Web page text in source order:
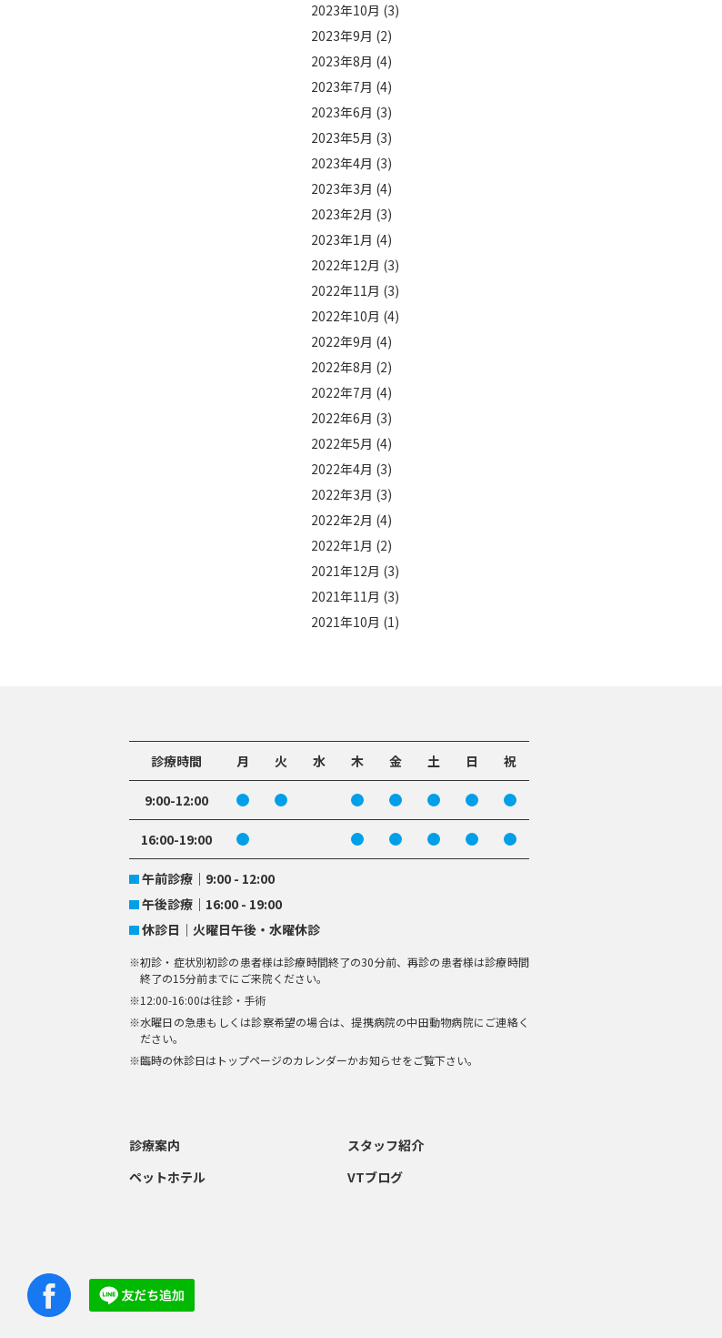
2023年10月 (3)
2023年9月 (2)
2023年8月 (4)
2023年7月 (4)
2023年6月 (3)
2023年5月 (3)
2023年4月 (3)
2023年3月 (4)
2023年2月 (3)
2023年1月 (4)
2022年12月 (3)
2022年11月 (3)
2022年10月 (4)
2022年9月 (4)
2022年8月 (2)
2022年7月 (4)
2022年6月 (3)
2022年5月 (4)
2022年4月 (3)
2022年3月 (3)
2022年2月 (4)
2022年1月 (2)
2021年12月 (3)
2021年11月 (3)
2021年10月 (1)
診療時間 月 火 水 木 金 土 日 祝
9:00-12:00
16:00-19:00
午前診療
9:00 - 12:00
午後診療
16:00 - 19:00
休診日
火曜日午後・水曜休診
初診・症状別初診の患者様は診療時間終了の30分前、再診の患者様は診療時間
終了の15分前までにご来院ください。
12:00-16:00は往診・手術
水曜日の急患もしくは診察希望の場合は、提携病院の中田動物病院にご連絡く
ださい。
臨時の休診日はトップページのカレンダーかお知らせをご覧下さい。
診療案内
スタッフ紹介
ペットホテル
VTブログ
Facebook